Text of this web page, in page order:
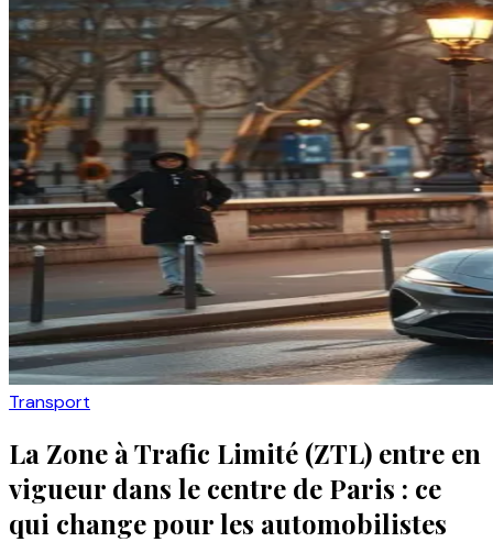
Transport
La Zone à Trafic Limité (ZTL) entre en
vigueur dans le centre de Paris : ce
qui change pour les automobilistes